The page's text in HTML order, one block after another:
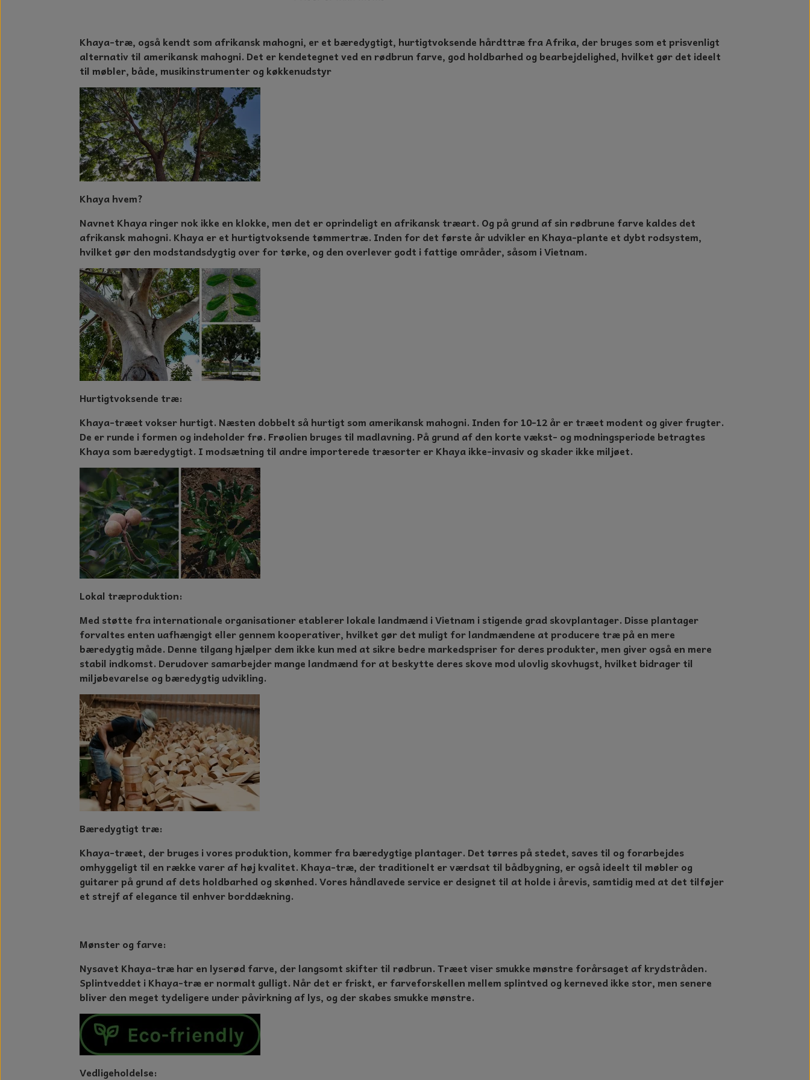
DUFT BLOKKE
VINDSPIL
LAMPESKÆRME TIL VINGLAS
HAMAM HÅNDKLÆDER
KERAMIK HUSNUMRE
HAVE PYNT
DUFTLYS
NOTES OG GÆSTEBØGER
CANDLE HOUSES
GLAS DECOR
DUFTBLOKKE OG TILBEHØR
KERAMIK BLOMSTER
Khaya-træ, også kendt som afrikansk mahogni, er et bæredygtigt, hurtigtvoksende hårdttræ fra Afrika, der bruges som et prisvenligt
alternativ til amerikansk mahogni. Det er kendetegnet ved en rødbrun farve, god holdbarhed og bearbejdelighed, hvilket gør det ideelt
til møbler, både, musikinstrumenter og køkkenudstyr
Khaya hvem?
Navnet Khaya ringer nok ikke en klokke, men det er oprindeligt en afrikansk træart. Og på grund af sin rødbrune farve kaldes det
afrikansk mahogni. Khaya er et hurtigtvoksende tømmertræ. Inden for det første år udvikler en Khaya-plante et dybt rodsystem,
hvilket gør den modstandsdygtig over for tørke, og den overlever godt i fattige områder, såsom i Vietnam.
Hurtigtvoksende træ:
Khaya-træet vokser hurtigt. Næsten dobbelt så hurtigt som amerikansk mahogni. Inden for 10-12 år er træet modent og giver frugter.
De er runde i formen og indeholder frø. Frøolien bruges til madlavning. På grund af den korte vækst- og modningsperiode betragtes
Khaya som bæredygtigt. I modsætning til andre importerede træsorter er Khaya ikke-invasiv og skader ikke miljøet.
Lokal træproduktion:
Med støtte fra internationale organisationer etablerer lokale landmænd i Vietnam i stigende grad skovplantager. Disse plantager
forvaltes enten uafhængigt eller gennem kooperativer, hvilket gør det muligt for landmændene at producere træ på en mere
bæredygtig måde. Denne tilgang hjælper dem ikke kun med at sikre bedre markedspriser for deres produkter, men giver også en mere
stabil indkomst. Derudover samarbejder mange landmænd for at beskytte deres skove mod ulovlig skovhugst, hvilket bidrager til
miljøbevarelse og bæredygtig udvikling.
Bæredygtigt træ:
Khaya-træet, der bruges i vores produktion, kommer fra bæredygtige plantager. Det tørres på stedet, saves til og forarbejdes
omhyggeligt til en række varer af høj kvalitet. Khaya-træ, der traditionelt er værdsat til bådbygning, er også ideelt til møbler og
guitarer på grund af dets holdbarhed og skønhed. Vores håndlavede service er designet til at holde i årevis, samtidig med at det tilføjer
et strejf af elegance til enhver borddækning.
Mønster og farve:
Nysavet Khaya-træ har en lyserød farve, der langsomt skifter til rødbrun. Træet viser smukke mønstre forårsaget af krydstråden.
Splintveddet i Khaya-træ er normalt gulligt. Når det er friskt, er farveforskellen mellem splintved og kerneved ikke stor, men senere
bliver den meget tydeligere under påvirkning af lys, og der skabes smukke mønstre.
Vedligeholdelse: